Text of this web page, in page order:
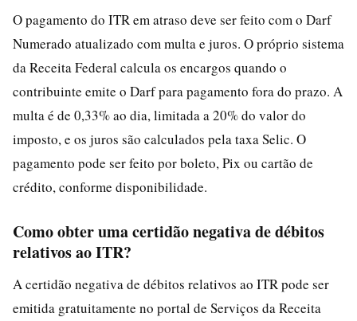
O pagamento do ITR em atraso deve ser feito com o Darf
Numerado atualizado com multa e juros. O próprio sistema
da Receita Federal calcula os encargos quando o
contribuinte emite o Darf para pagamento fora do prazo. A
multa é de 0,33% ao dia, limitada a 20% do valor do
imposto, e os juros são calculados pela taxa Selic. O
pagamento pode ser feito por boleto, Pix ou cartão de
crédito, conforme disponibilidade.
Como obter uma certidão negativa de débitos
relativos ao ITR?
A certidão negativa de débitos relativos ao ITR pode ser
emitida gratuitamente no portal de Serviços da Receita